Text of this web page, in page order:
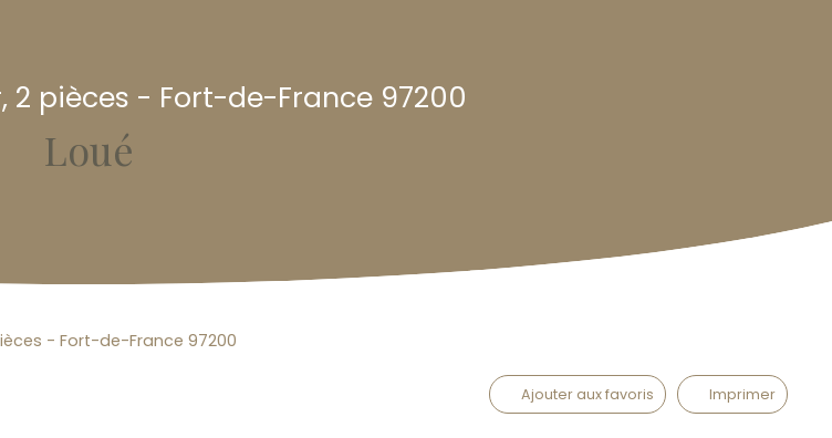
pièces - Fort-de-France 97200
Loué
- Fort-de-France 97200
Ajouter aux favoris Imprimer